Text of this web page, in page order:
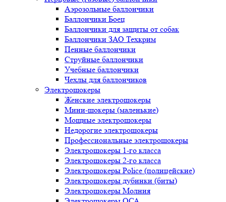
Аэрозольные баллончики
Баллончики Боец
Баллончики для защиты от собак
Баллончики ЗАО Техкрим
Пенные баллончики
Струйные баллончики
Учебные баллончики
Чехлы для баллончиков
Электрошокеры
Женские электрошокеры
Мини-шокеры (маленькие)
Мощные электрошокеры
Недорогие электрошокеры
Профессиональные электрошокеры
Электрошокеры 1-го класса
Электрошокеры 2-го класса
Электрошокеры Police (полицейские)
Электрошокеры дубинки (биты)
Электрошокеры Молния